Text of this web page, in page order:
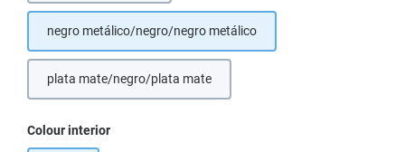
negro metálico/negro/negro metálico
plata mate/negro/plata mate
Seleccione
Colour interior